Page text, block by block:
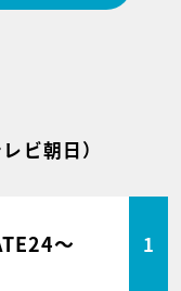
レビ朝日）
～ 1